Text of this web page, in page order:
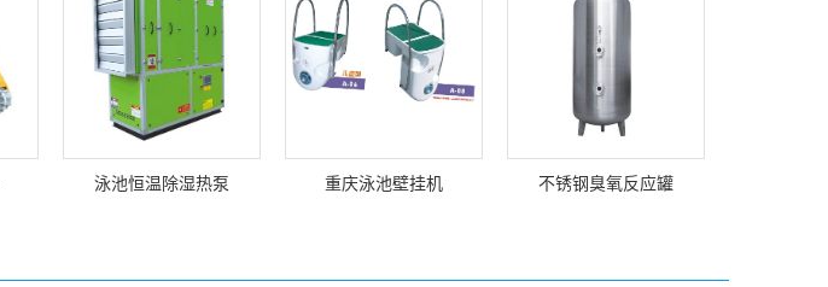
泳池恒温除湿热泵 重庆泳池壁挂机 不锈钢臭氧反应罐